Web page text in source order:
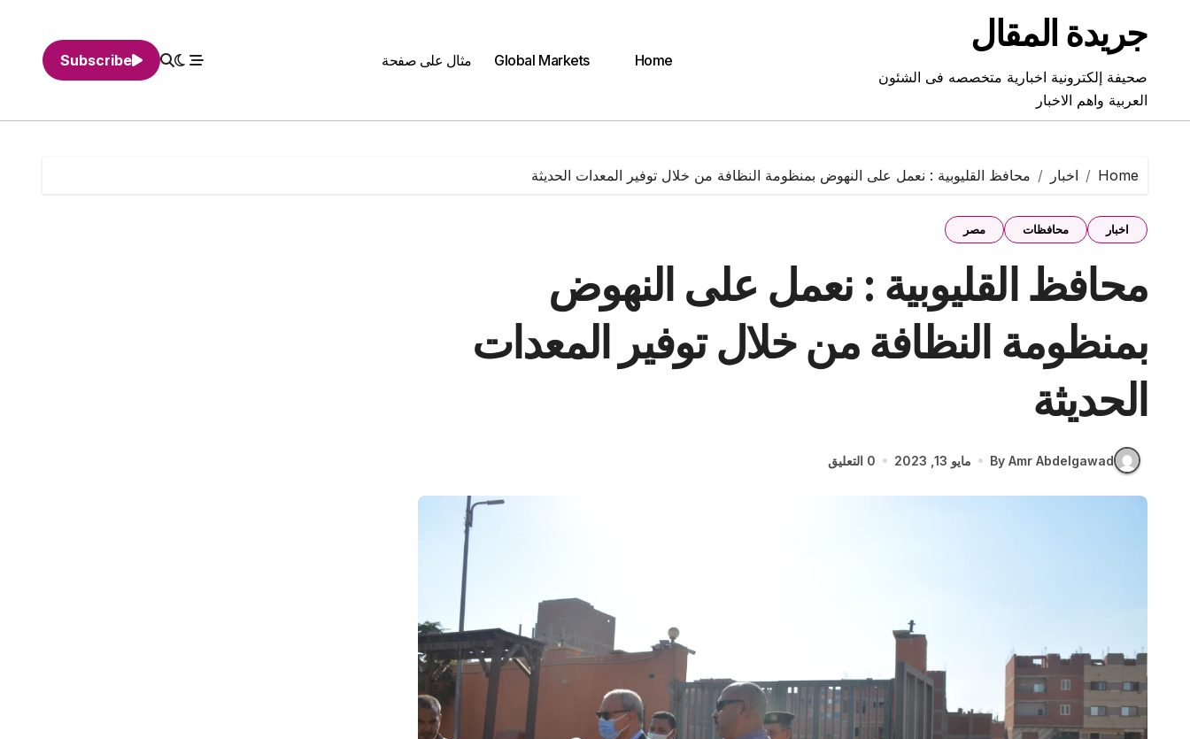
contentجريدة المقال
صحيفة إلكترونية اخبارية متخصصه فى الشئون
العربية واهم الاخبار
Home
Global Markets مثال على صفحة Subscribe
Home اخبار محافظ القليوبية : نعمل على النهوض بمنظومة النظافة من خلال توفير المعدات الحديثة
اخبار محافظات مصر
محافظ القليوبية : نعمل على النهوض
بمنظومة النظافة من خلال توفير المعدات
الحديثة
By Amr Abdelgawad مايو 13, 2023 0 التعليق